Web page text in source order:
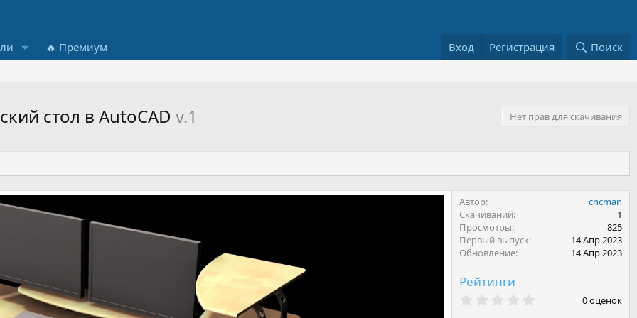
🔥 Премиум Вход Регистрация Поиск
стол в AutoCADv.1
Нет прав для скачивания
Автор
cncman
Скачиваний
1
Просмотры
825
Первый выпуск
14 Апр 2023
Обновление
14 Апр 2023
Рейтинги
0 оценок